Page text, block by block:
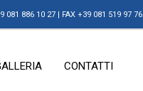
081 886 10 27 | FAX +39 081 519 97 76
CONTATTI